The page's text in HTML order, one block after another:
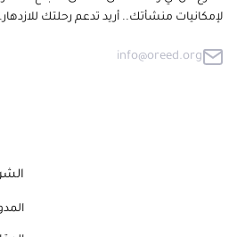
لإمكانيات منشأتك.. أريد تدعم رحلتك للازدهار.
info@oreed.org